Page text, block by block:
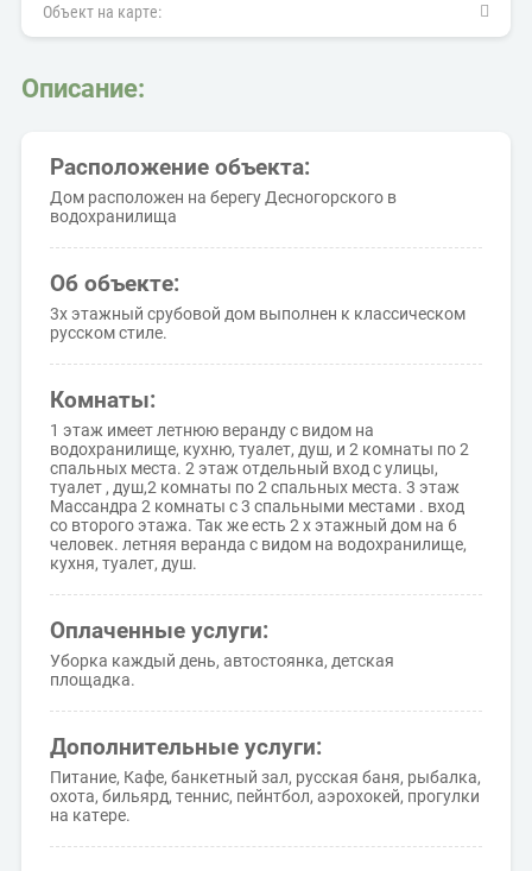
Объект на карте:
Описание:
Расположение объекта:
Дом расположен на берегу Десногорского в
водохранилища
Об объекте:
3х этажный срубовой дом выполнен к классическом
русском стиле.
Комнаты:
1 этаж имеет летнюю веранду с видом на
водохранилище, кухню, туалет, душ, и 2 комнаты по 2
спальных места. 2 этаж отдельный вход с улицы,
туалет , душ,2 комнаты по 2 спальных места. 3 этаж
Массандра 2 комнаты с 3 спальными местами . вход
со второго этажа. Так же есть 2 х этажный дом на 6
человек. летняя веранда с видом на водохранилище,
кухня, туалет, душ.
Оплаченные услуги:
Уборка каждый день, автостоянка, детская
площадка.
Дополнительные услуги:
Питание, Кафе, банкетный зал, русская баня, рыбалка,
охота, бильярд, теннис, пейнтбол, аэрохокей, прогулки
на катере.